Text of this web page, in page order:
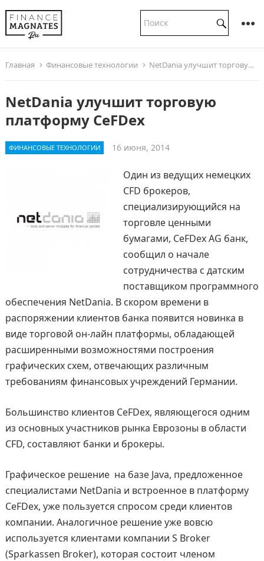
Главная Финансовые технологии NetDania улучшит торговую платформу CeFDex
NetDania улучшит торговую
платформу CeFDex
ФИНАНСОВЫЕ ТЕХНОЛОГИИ 16 июня, 2014
Один из ведущих немецких
CFD брокеров,
специализирующийся на
торговле ценными
бумагами, CeFDex AG банк,
сообщил о начале
сотрудничества с датским
поставщиком программного
обеспечения NetDania. В скором времени в
распоряжении клиентов банка появится новинка в
виде торговой он-лайн платформы, обладающей
расширенными возможностями построения
графических схем, отвечающих различным
требованиям финансовых учреждений Германии.
Большинство клиентов CeFDex, являющегося одним
из основных участников рынка Еврозоны в области
CFD, составляют банки и брокеры.
Графическое решение на базе Java, предложенное
специалистами NetDania и встроенное в платформу
CeFDex, уже пользуется спросом среди клиентов
компании. Аналогичное решение уже вовсю
используется клиентами компании S Broker
(Sparkassen Broker), которая состоит членом